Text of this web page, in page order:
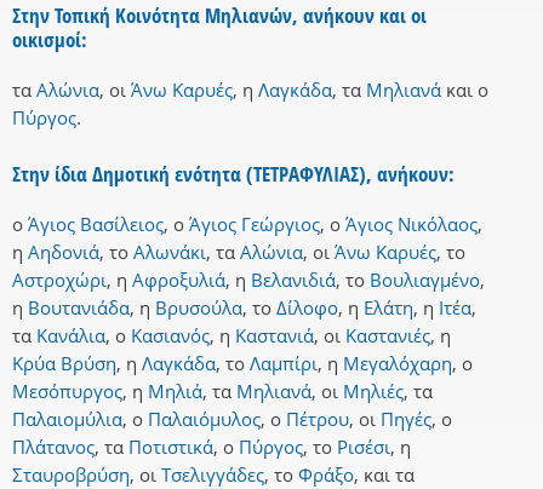
Στην Τοπική Κοινότητα Μηλιανών, ανήκουν και οι
οικισμοί:
τα Αλώνια, οι Άνω Καρυές, η Λαγκάδα, τα Μηλιανά και ο
Πύργος.
Στην ίδια Δημοτική ενότητα (ΤΕΤΡΑΦΥΛΙΑΣ), ανήκουν:
ο Άγιος Βασίλειος, ο Άγιος Γεώργιος, ο Άγιος Νικόλαος,
η Αηδονιά, το Αλωνάκι, τα Αλώνια, οι Άνω Καρυές, το
Αστροχώρι, η Αφροξυλιά, η Βελανιδιά, το Βουλιαγμένο,
η Βουτανιάδα, η Βρυσούλα, το Δίλοφο, η Ελάτη, η Ιτέα,
τα Κανάλια, ο Κασιανός, η Καστανιά, οι Καστανιές, η
Κρύα Βρύση, η Λαγκάδα, το Λαμπίρι, η Μεγαλόχαρη, ο
Μεσόπυργος, η Μηλιά, τα Μηλιανά, οι Μηλιές, τα
Παλαιομύλια, ο Παλαιόμυλος, ο Πέτρου, οι Πηγές, ο
Πλάτανος, τα Ποτιστικά, ο Πύργος, το Ρισέσι, η
Σταυροβρύση, οι Τσελιγγάδες, το Φράξο, και τα